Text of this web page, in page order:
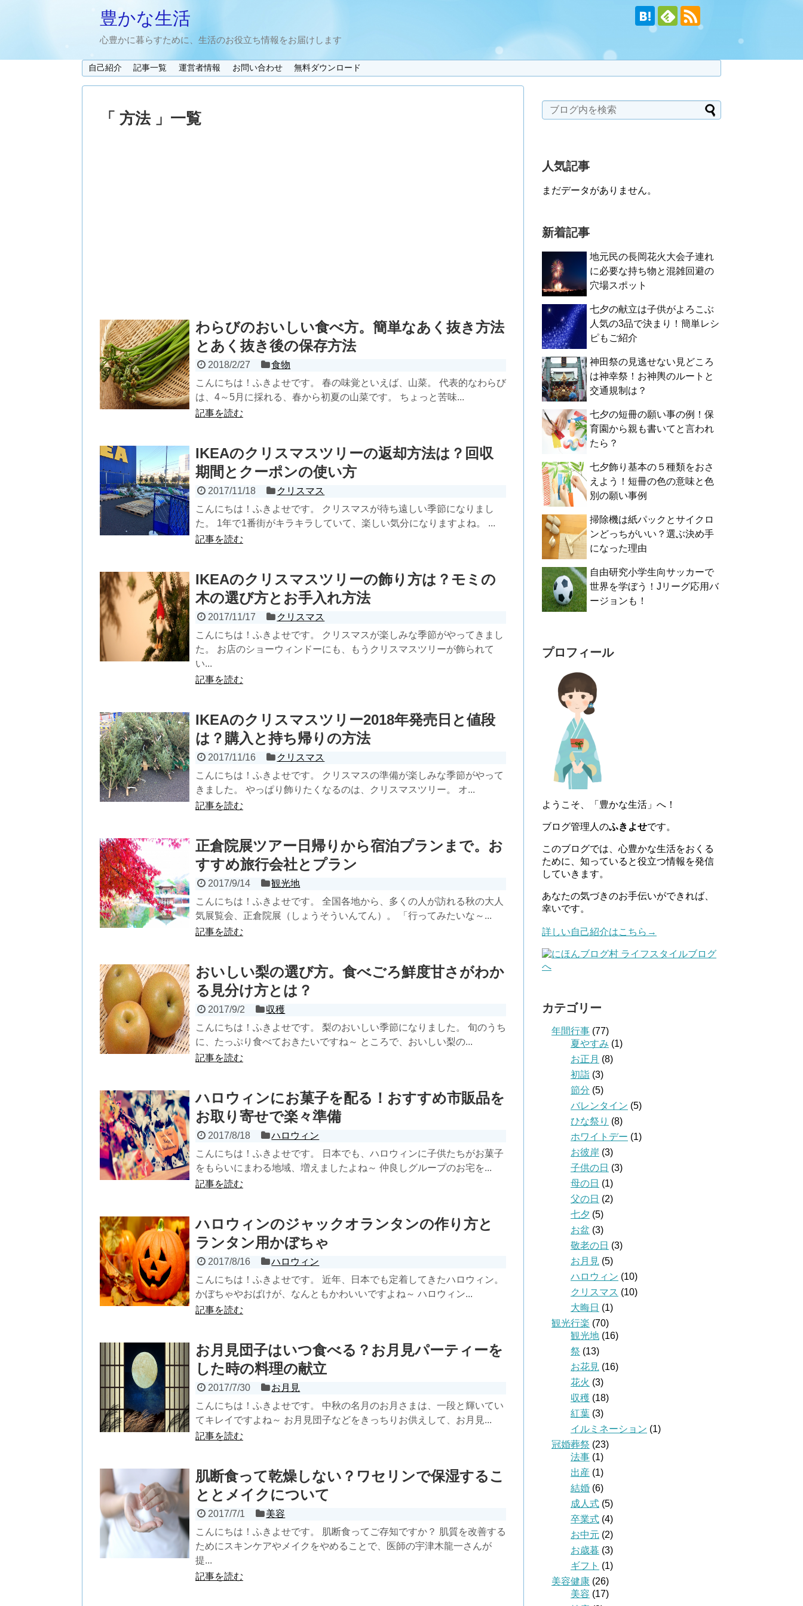
豊かな生活
心豊かに暮らすために、生活のお役立ち情報をお届けします
自己紹介 記事一覧 運営者情報 お問い合わせ 無料ダウンロード
「 方法 」一覧
わらびのおいしい食べ方。簡単なあく抜き方法
とあく抜き後の保存方法
2018/2/27
食物
こんにちは！ふきよせです。 春の味覚といえば、山菜。 代表的なわらび
は、4～5月に採れる、春から初夏の山菜です。 ちょっと苦味...
記事を読む
IKEAのクリスマスツリーの返却方法は？回収
期間とクーポンの使い方
2017/11/18
クリスマス
こんにちは！ふきよせです。 クリスマスが待ち遠しい季節になりまし
た。 1年で1番街がキラキラしていて、楽しい気分になりますよね。 ...
記事を読む
IKEAのクリスマスツリーの飾り方は？モミの
木の選び方とお手入れ方法
2017/11/17
クリスマス
こんにちは！ふきよせです。 クリスマスが楽しみな季節がやってきまし
た。 お店のショーウィンドーにも、もうクリスマスツリーが飾られて
い...
記事を読む
IKEAのクリスマスツリー2018年発売日と値段
は？購入と持ち帰りの方法
2017/11/16
クリスマス
こんにちは！ふきよせです。 クリスマスの準備が楽しみな季節がやって
きました。 やっぱり飾りたくなるのは、クリスマスツリー。 オ...
記事を読む
正倉院展ツアー日帰りから宿泊プランまで。お
すすめ旅行会社とプラン
2017/9/14
観光地
こんにちは！ふきよせです。 全国各地から、多くの人が訪れる秋の大人
気展覧会、正倉院展（しょうそういんてん）。 「行ってみたいな～...
記事を読む
おいしい梨の選び方。食べごろ鮮度甘さがわか
る見分け方とは？
2017/9/2
収穫
こんにちは！ふきよせです。 梨のおいしい季節になりました。 旬のうち
に、たっぷり食べておきたいですね～ ところで、おいしい梨の...
記事を読む
ハロウィンにお菓子を配る！おすすめ市販品を
お取り寄せで楽々準備
2017/8/18
ハロウィン
こんにちは！ふきよせです。 日本でも、ハロウィンに子供たちがお菓子
をもらいにまわる地域、増えましたよね～ 仲良しグループのお宅を...
記事を読む
ハロウィンのジャックオランタンの作り方と
ランタン用かぼちゃ
2017/8/16
ハロウィン
こんにちは！ふきよせです。 近年、日本でも定着してきたハロウィン。
かぼちゃやおばけが、なんともかわいいですよね～ ハロウィン...
記事を読む
お月見団子はいつ食べる？お月見パーティーを
した時の料理の献立
2017/7/30
お月見
こんにちは！ふきよせです。 中秋の名月のお月さまは、一段と輝いてい
てキレイですよね～ お月見団子などをきっちりお供えして、お月見...
記事を読む
肌断食って乾燥しない？ワセリンで保湿するこ
ととメイクについて
2017/7/1
美容
こんにちは！ふきよせです。 肌断食ってご存知ですか？ 肌質を改善する
ためにスキンケアやメイクをやめることで、医師の宇津木龍一さんが
提...
記事を読む
人気記事
まだデータがありません。
新着記事
地元民の長岡花火大会子連れ
に必要な持ち物と混雑回避の
穴場スポット
七夕の献立は子供がよろこぶ
人気の3品で決まり！簡単レシ
ピもご紹介
神田祭の見逃せない見どころ
は神幸祭！お神輿のルートと
交通規制は？
七夕の短冊の願い事の例！保
育園から親も書いてと言われ
たら？
七夕飾り基本の５種類をおさ
えよう！短冊の色の意味と色
別の願い事例
掃除機は紙パックとサイクロ
ンどっちがいい？選ぶ決め手
になった理由
自由研究小学生向サッカーで
世界を学ぼう！Jリーグ応用バ
ージョンも！
プロフィール
ようこそ、「豊かな生活」へ！
ブログ管理人のふきよせです。
このブログでは、心豊かな生活をおくる
ために、知っていると役立つ情報を発信
していきます。
あなたの気づきのお手伝いができれば、
幸いです。
詳しい自己紹介はこちら→
カテゴリー
年間行事 (77)
夏やすみ (1)
お正月 (8)
初詣 (3)
節分 (5)
バレンタイン (5)
ひな祭り (8)
ホワイトデー (1)
お彼岸 (3)
子供の日 (3)
母の日 (1)
父の日 (2)
七夕 (5)
お盆 (3)
敬老の日 (3)
お月見 (5)
ハロウィン (10)
クリスマス (10)
大晦日 (1)
観光行楽 (70)
観光地 (16)
祭 (13)
お花見 (16)
花火 (3)
収穫 (18)
紅葉 (3)
イルミネーション (1)
冠婚葬祭 (23)
法事 (1)
出産 (1)
結婚 (6)
成人式 (5)
卒業式 (4)
お中元 (2)
お歳暮 (3)
ギフト (1)
美容健康 (26)
美容 (17)